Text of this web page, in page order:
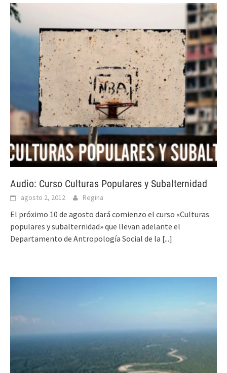
Audio: Curso Culturas Populares y Subalternidad
agosto 2, 2012 Regina
El próximo 10 de agosto dará comienzo el curso «Culturas
populares y subalternidad» que llevan adelante el
Departamento de Antropología Social de la [...]